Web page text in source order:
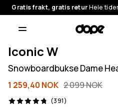
Gratis frakt, gratis returHele
Iconic W
Snowboardbukse Dame
1 259,40 NOK 2 099 NOK
(391)
391 anmeldelser, 4.8/5